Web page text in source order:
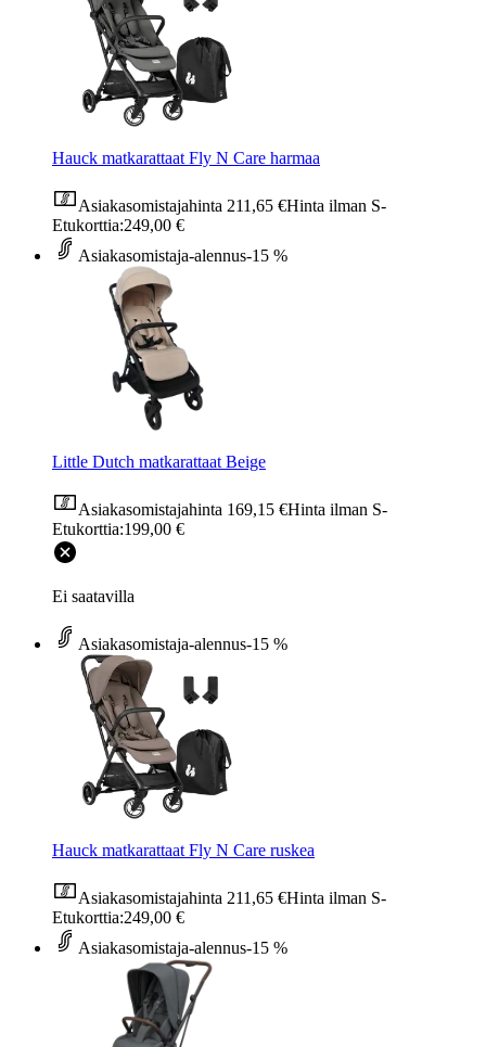
Hauck matkarattaat Fly N Care harmaa
Asiakasomistajahinta 211,65 €Hinta ilman S-
Etukorttia:249,00 €
Asiakasomistaja-alennus-15 %
Little Dutch matkarattaat Beige
Asiakasomistajahinta 169,15 €Hinta ilman S-
Etukorttia:199,00 €
Ei saatavilla
Asiakasomistaja-alennus-15 %
Hauck matkarattaat Fly N Care ruskea
Asiakasomistajahinta 211,65 €Hinta ilman S-
Etukorttia:249,00 €
Asiakasomistaja-alennus-15 %